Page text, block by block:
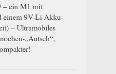
– ein M1 mit
einem 9V-Li Akku-
– Ultramobiles
„Autsch“,